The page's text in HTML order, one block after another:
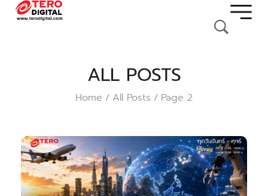
ALL POSTS
Home / All Posts / Page 2